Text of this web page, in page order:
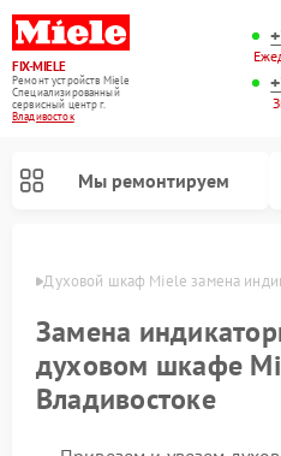
FIX-MIELE
Ремонт устройств Miele
Специализированный
cервисный центр г.
Владивосток
Мы ремонтируем
Духовой шкаф Miele замена
Замена
духовом шкафе
Владивостоке